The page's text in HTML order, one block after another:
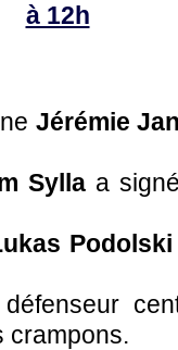
à 12h
Jérémie
Syllaa
Podolski
crampons.